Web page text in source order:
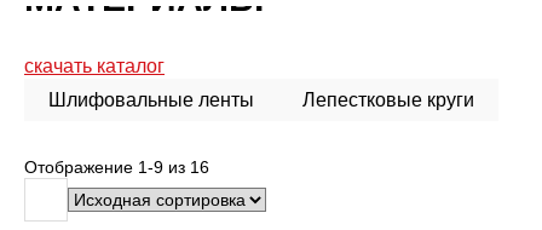
п
с
скачать каталог
Шлифовальные ленты
Лепестковые круги
Отображение 1-9 из 16